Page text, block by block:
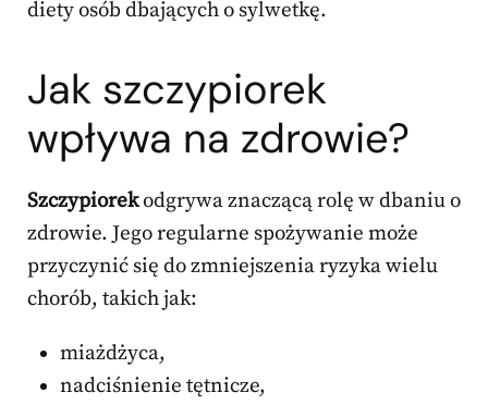
diety osób dbających o sylwetkę.
Jak szczypiorek
wpływa na zdrowie?
Szczypiorekodgrywa znaczącą rolę w dbaniu o
zdrowie. Jego regularne spożywanie może
przyczynić się do zmniejszenia ryzyka wielu
chorób, takich jak:
miażdżyca,
nadciśnienie tętnicze,